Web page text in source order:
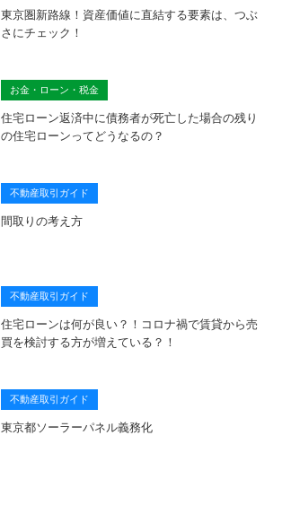
東京圏新路線！資産価値に直結する要素は、つぶ
さにチェック！
お金・ローン・税金
住宅ローン返済中に債務者が死亡した場合の残り
の住宅ローンってどうなるの？
不動産取引ガイド
間取りの考え方
不動産取引ガイド
住宅ローンは何が良い？！コロナ禍で賃貸から売
買を検討する方が増えている？！
不動産取引ガイド
東京都ソーラーパネル義務化